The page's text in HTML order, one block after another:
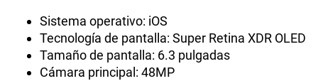
Sistema operativo: iOS
Tecnología de pantalla: Super Retina XDR OLED
Tamaño de pantalla: 6.3 pulgadas
Cámara principal: 48MP